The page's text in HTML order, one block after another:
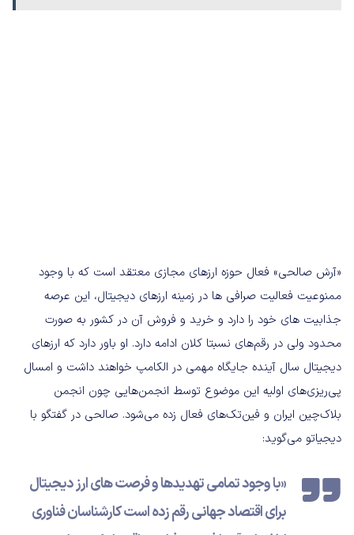
«آرش صالحی» فعال حوزه ارزهای مجازی معتقد است که با وجود
ممنوعیت فعالیت صرافی ها در زمینه ارزهای دیجیتال، این عرصه
جذابیت های خود را دارد و خرید و فروش آن در کشور به صورت
محدود ولی در رقم‌های نسبتا کلان ادامه دارد. او باور دارد که ارزهای
دیجیتال سال آینده جایگاه مهمی در الکامپ خواهند داشت و امسال
پی‌ریزی‌های اولیه این موضوع توسط انجمن‌هایی چون انجمن
بلاک‌چین ایران و فین‌تک‌های فعال زده می‌شود. صالحی در گفتگو با
دیجیاتو می‌گوید:
«با وجود تمامی تهدیدها و فرصت های ارز دیجیتال
برای اقتصاد جهانی رقم زده است کارشناسان فناوری